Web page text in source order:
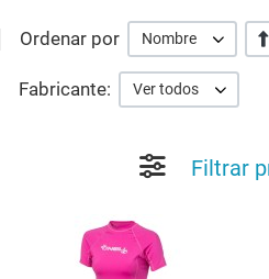
Ordenar por Nombre +/-
Fabricante: Ver todos
Filtrar